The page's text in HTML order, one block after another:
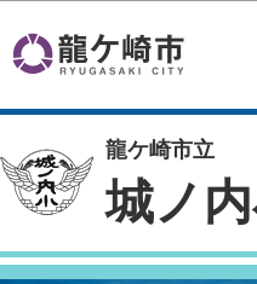
龍ケ崎市立
城ノ